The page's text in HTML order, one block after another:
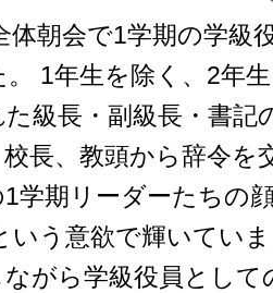
体朝会で1学期の学級
1年生を除く、2年
級長・副級長・書記
長、教頭から辞令を
学期リーダーたちの
いう意欲で輝いてい
がら学級役員として